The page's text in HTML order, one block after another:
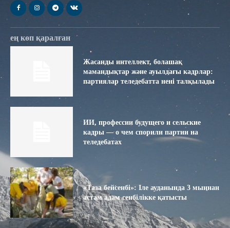
ең көп қаралған
Жасанды интеллект, болашақ
мамандықтар және ауылдағы кадрлар:
партиялар теледебатта нені талқылады
ИИ, профессии будущего и сельские
кадры — о чем спорили партии на
теледебатах
«Таза бейсенбі»: Іле ауданында 3 мыңнан
астам адам сенбілікке қатысты